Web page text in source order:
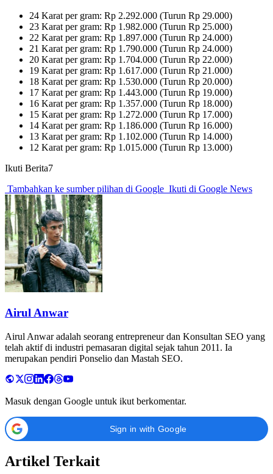
24 Karat per gram: Rp 2.292.000 (Turun Rp 29.000)
23 Karat per gram: Rp 1.982.000 (Turun Rp 25.000)
22 Karat per gram: Rp 1.897.000 (Turun Rp 24.000)
21 Karat per gram: Rp 1.790.000 (Turun Rp 24.000)
20 Karat per gram: Rp 1.704.000 (Turun Rp 22.000)
19 Karat per gram: Rp 1.617.000 (Turun Rp 21.000)
18 Karat per gram: Rp 1.530.000 (Turun Rp 20.000)
17 Karat per gram: Rp 1.443.000 (Turun Rp 19.000)
16 Karat per gram: Rp 1.357.000 (Turun Rp 18.000)
15 Karat per gram: Rp 1.272.000 (Turun Rp 17.000)
14 Karat per gram: Rp 1.186.000 (Turun Rp 16.000)
13 Karat per gram: Rp 1.102.000 (Turun Rp 14.000)
12 Karat per gram: Rp 1.015.000 (Turun Rp 13.000)
Ikuti Berita7
Tambahkan ke sumber pilihan di Google Ikuti di Google News
Airul Anwar
Airul Anwar adalah seorang entrepreneur dan Konsultan SEO yang
telah aktif di industri pemasaran digital sejak tahun 2011. Ia
merupakan pendiri Ponselio dan Mastah SEO.
Masuk dengan Google untuk ikut berkomentar.
Sign in with Google
Artikel Terkait